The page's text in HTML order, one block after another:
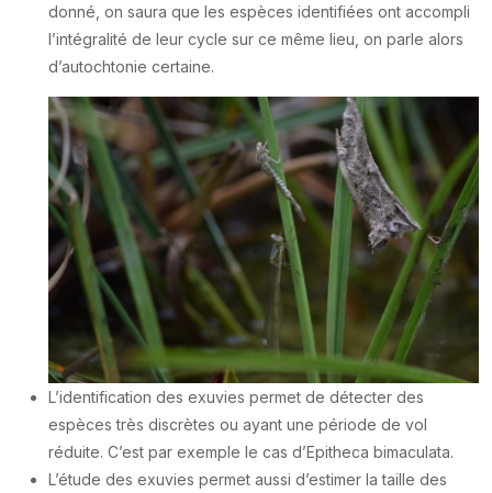
donné, on saura que les espèces identifiées ont accompli
l’intégralité de leur cycle sur ce même lieu, on parle alors
d’autochtonie certaine.
L’identification des exuvies permet de détecter des
espèces très discrètes ou ayant une période de vol
réduite. C’est par exemple le cas d’Epitheca bimaculata.
L’étude des exuvies permet aussi d’estimer la taille des